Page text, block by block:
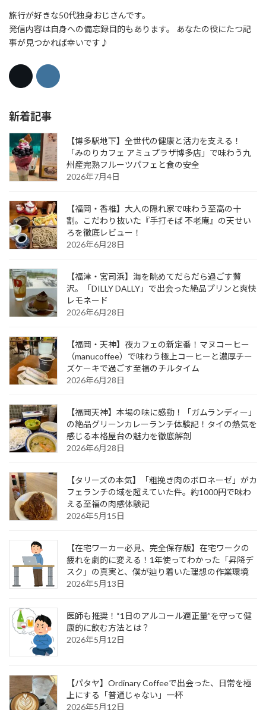
旅行が好きな50代独身おじさんです。
発信内容は自身への備忘録目的もあります。 あなたの役にたつ記
事が見つかれば幸いです♪
新着記事
【博多駅地下】全世代の健康と活力を支える！
「みのりカフェ アミュプラザ博多店」で味わう九
州産完熟フルーツパフェと食の安全
2026年7月4日
【福岡・香椎】大人の隠れ家で味わう至高の十
割。こだわり抜いた『手打そば 不老庵』の天せい
ろを徹底レビュー！
2026年6月28日
【福津・宮司浜】海を眺めてだらだら過ごす贅
沢。「DILLY DALLY」で出会った絶品プリンと爽快
レモネード
2026年6月28日
【福岡・天神】夜カフェの新定番！マヌコーヒー
（manucoffee）で味わう極上コーヒーと濃厚チー
ズケーキで過ごす至福のチルタイム
2026年6月28日
【福岡天神】本場の味に感動！「ガムランディー」
の絶品グリーンカレーランチ体験記！タイの熱気を
感じる本格屋台の魅力を徹底解剖
2026年6月28日
【タリーズの本気】「粗挽き肉のボロネーゼ」がカ
フェランチの域を超えていた件。約1000円で味わ
える至福の肉感体験記
2026年5月15日
【在宅ワーカー必見、完全保存版】在宅ワークの
疲れを劇的に変える！1年使ってわかった「昇降デ
スク」の真実と、僕が辿り着いた理想の作業環境
2026年5月13日
医師も推奨！“1日のアルコール適正量”を守って健
康的に飲む方法とは？
2026年5月12日
【パタヤ】Ordinary Coffeeで出会った、日常を極
上にする「普通じゃない」一杯
2026年5月12日